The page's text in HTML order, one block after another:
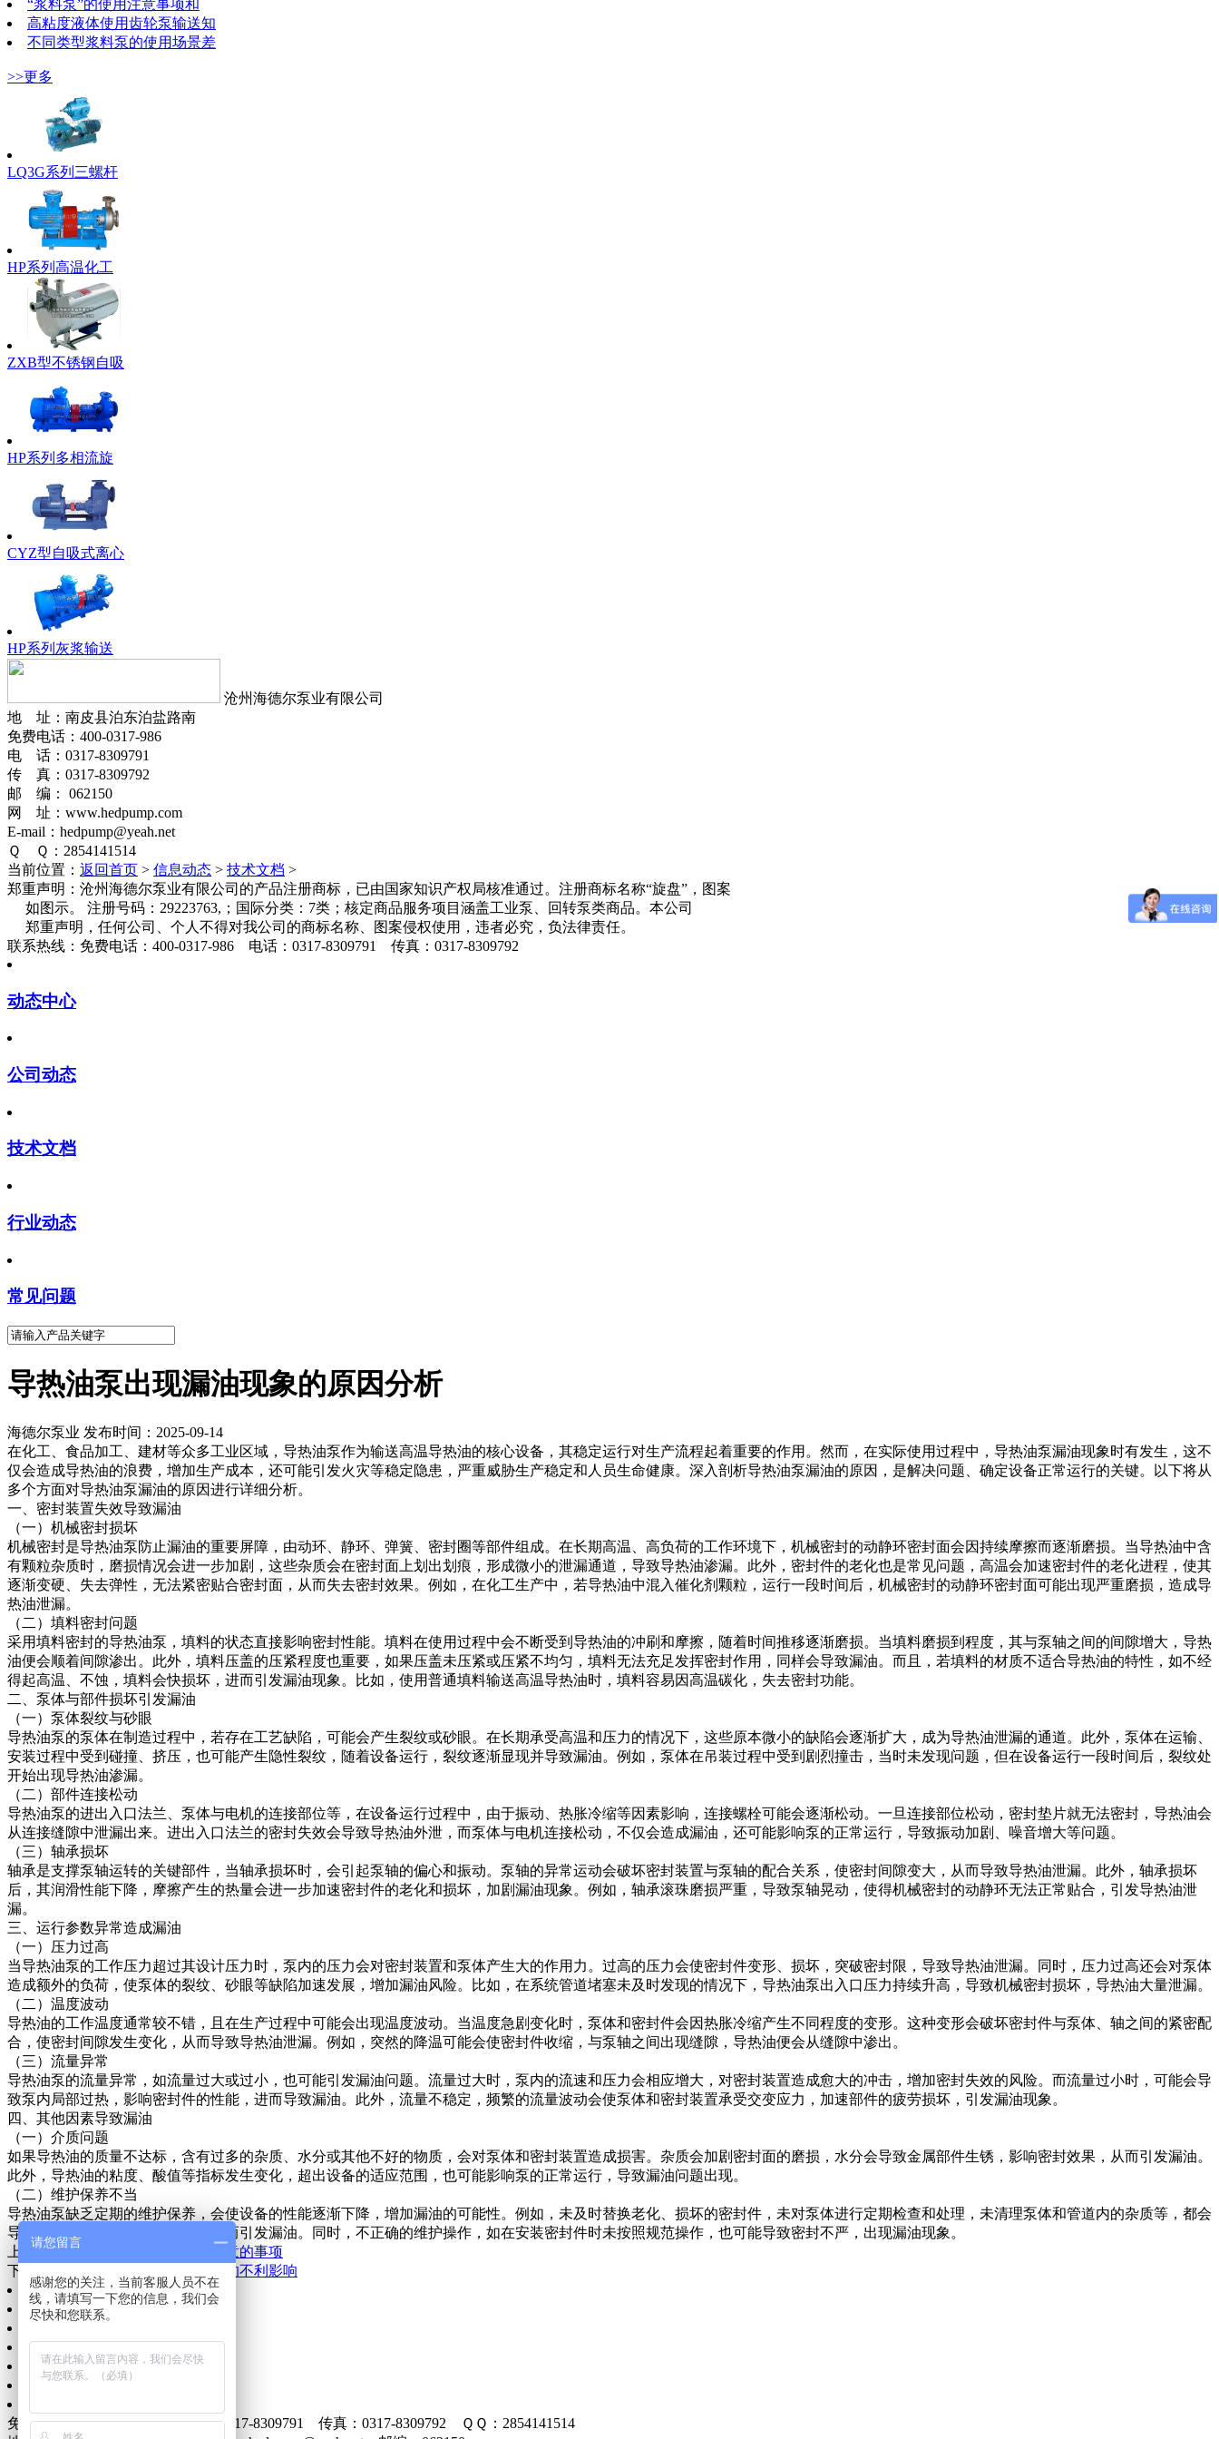
“浆料泵”的使用注意事项和
高粘度液体使用齿轮泵输送知
不同类型浆料泵的使用场景差
>>更多
LQ3G系列三螺杆
HP系列高温化工
ZXB型不锈钢自吸
HP系列多相流旋
CYZ型自吸式离心
HP系列灰浆输送
沧州海德尔泵业有限公司
地 址：南皮县泊东泊盐路南
免费电话：400-0317-986
电 话：0317-8309791
传 真：0317-8309792
邮 编： 062150
网 址：www.hedpump.com
E-mail：hedpump@yeah.net
Ｑ Ｑ：2854141514
当前位置： 返回首页 > 信息动态 > 技术文档 >
郑重声明： 沧州海德尔泵业有限公司的产品注册商标，已由国家知识产权局核准通过。注册商标名称“旋盘”，图案
如图示。 注册号码：29223763,；国际分类：7类；核定商品服务项目涵盖工业泵、回转泵类商品。本公司
郑重声明，任何公司、个人不得对我公司的商标名称、图案侵权使用，违者必究，负法律责任。
联系热线： 免费电话：400-0317-986 电话：0317-8309791 传真：0317-8309792
动态中心
公司动态
技术文档
行业动态
常见问题
导热油泵出现漏油现象的原因分析
海德尔泵业 发布时间：2025-09-14
在化工、食品加工、建材等众多工业区域，导热油泵作为输送高温导热油的核心设备，其稳定运行对生产流程起着重要的作用。然而，在实际使用过程中，导热油泵漏油现象时有发生，这不
仅会造成导热油的浪费，增加生产成本，还可能引发火灾等稳定隐患，严重威胁生产稳定和人员生命健康。深入剖析导热油泵漏油的原因，是解决问题、确定设备正常运行的关键。以下将从
多个方面对导热油泵漏油的原因进行详细分析。
一、密封装置失效导致漏油
（一）机械密封损坏
机械密封是导热油泵防止漏油的重要屏障，由动环、静环、弹簧、密封圈等部件组成。在长期高温、高负荷的工作环境下，机械密封的动静环密封面会因持续摩擦而逐渐磨损。当导热油中含
有颗粒杂质时，磨损情况会进一步加剧，这些杂质会在密封面上划出划痕，形成微小的泄漏通道，导致导热油渗漏。此外，密封件的老化也是常见问题，高温会加速密封件的老化进程，使其
逐渐变硬、失去弹性，无法紧密贴合密封面，从而失去密封效果。例如，在化工生产中，若导热油中混入催化剂颗粒，运行一段时间后，机械密封的动静环密封面可能出现严重磨损，造成导
热油泄漏。
（二）填料密封问题
采用填料密封的导热油泵，填料的状态直接影响密封性能。填料在使用过程中会不断受到导热油的冲刷和摩擦，随着时间推移逐渐磨损。当填料磨损到程度，其与泵轴之间的间隙增大，导热
油便会顺着间隙渗出。此外，填料压盖的压紧程度也重要，如果压盖未压紧或压紧不均匀，填料无法充足发挥密封作用，同样会导致漏油。而且，若填料的材质不适合导热油的特性，如不经
得起高温、不蚀，填料会快损坏，进而引发漏油现象。比如，使用普通填料输送高温导热油时，填料容易因高温碳化，失去密封功能。
二、泵体与部件损坏引发漏油
（一）泵体裂纹与砂眼
导热油泵的泵体在制造过程中，若存在工艺缺陷，可能会产生裂纹或砂眼。在长期承受高温和压力的情况下，这些原本微小的缺陷会逐渐扩大，成为导热油泄漏的通道。此外，泵体在运输、
安装过程中受到碰撞、挤压，也可能产生隐性裂纹，随着设备运行，裂纹逐渐显现并导致漏油。例如，泵体在吊装过程中受到剧烈撞击，当时未发现问题，但在设备运行一段时间后，裂纹处
开始出现导热油渗漏。
（二）部件连接松动
导热油泵的进出入口法兰、泵体与电机的连接部位等，在设备运行过程中，由于振动、热胀冷缩等因素影响，连接螺栓可能会逐渐松动。一旦连接部位松动，密封垫片就无法密封，导热油会
从连接缝隙中泄漏出来。进出入口法兰的密封失效会导致导热油外泄，而泵体与电机连接松动，不仅会造成漏油，还可能影响泵的正常运行，导致振动加剧、噪音增大等问题。
（三）轴承损坏
轴承是支撑泵轴运转的关键部件，当轴承损坏时，会引起泵轴的偏心和振动。泵轴的异常运动会破坏密封装置与泵轴的配合关系，使密封间隙变大，从而导致导热油泄漏。此外，轴承损坏
后，其润滑性能下降，摩擦产生的热量会进一步加速密封件的老化和损坏，加剧漏油现象。例如，轴承滚珠磨损严重，导致泵轴晃动，使得机械密封的动静环无法正常贴合，引发导热油泄
漏。
三、运行参数异常造成漏油
（一）压力过高
当导热油泵的工作压力超过其设计压力时，泵内的压力会对密封装置和泵体产生大的作用力。过高的压力会使密封件变形、损坏，突破密封限，导致导热油泄漏。同时，压力过高还会对泵体
造成额外的负荷，使泵体的裂纹、砂眼等缺陷加速发展，增加漏油风险。比如，在系统管道堵塞未及时发现的情况下，导热油泵出入口压力持续升高，导致机械密封损坏，导热油大量泄漏。
（二）温度波动
导热油的工作温度通常较不错，且在生产过程中可能会出现温度波动。当温度急剧变化时，泵体和密封件会因热胀冷缩产生不同程度的变形。这种变形会破坏密封件与泵体、轴之间的紧密配
合，使密封间隙发生变化，从而导致导热油泄漏。例如，突然的降温可能会使密封件收缩，与泵轴之间出现缝隙，导热油便会从缝隙中渗出。
（三）流量异常
导热油泵的流量异常，如流量过大或过小，也可能引发漏油问题。流量过大时，泵内的流速和压力会相应增大，对密封装置造成愈大的冲击，增加密封失效的风险。而流量过小时，可能会导
致泵内局部过热，影响密封件的性能，进而导致漏油。此外，流量不稳定，频繁的流量波动会使泵体和密封装置承受交变应力，加速部件的疲劳损坏，引发漏油现象。
四、其他因素导致漏油
（一）介质问题
如果导热油的质量不达标，含有过多的杂质、水分或其他不好的物质，会对泵体和密封装置造成损害。杂质会加剧密封面的磨损，水分会导致金属部件生锈，影响密封效果，从而引发漏油。
此外，导热油的粘度、酸值等指标发生变化，超出设备的适应范围，也可能影响泵的正常运行，导致漏油问题出现。
（二）维护保养不当
导热油泵缺乏定期的维护保养，会使设备的性能逐渐下降，增加漏油的可能性。例如，未及时替换老化、损坏的密封件，未对泵体进行定期检查和处理，未清理泵体和管道内的杂质等，都会
导致密封装置失效、泵体损坏，进而引发漏油。同时，不正确的维护操作，如在安装密封件时未按照规范操作，也可能导致密封不严，出现漏油现象。
上一篇：导热油泵替换轴承时要注意的事项
下一篇：
导热油泵长期大流量运行的不利影响
网站首页
公司简介
产品展示
质量服务
企业文化
免费电话：400-0317-986 电话：0317-8309791 传真：0317-8309792 ＱＱ：2854141514
请您留言
感谢您的关注，当前客服人员不在
线，请填写一下您的信息，我们会
尽快和您联系。